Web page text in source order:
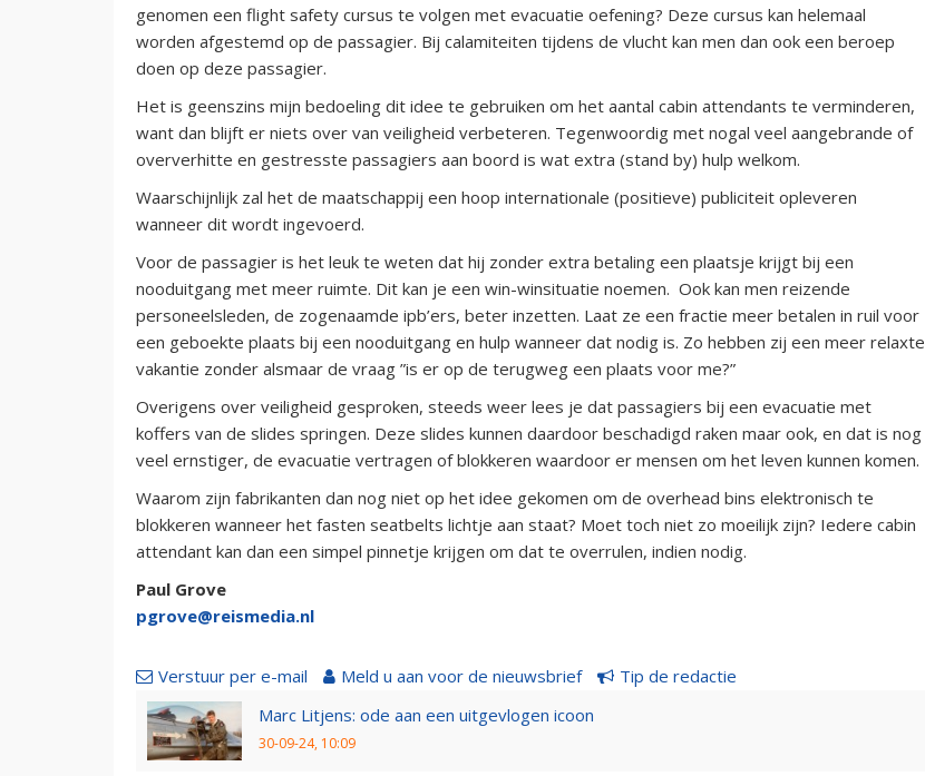
genomen een flight safety cursus te volgen met evacuatie oefening? Deze cursus kan helemaal
worden afgestemd op de passagier. Bij calamiteiten tijdens de vlucht kan men dan ook een beroep
doen op deze passagier.
Het is geenszins mijn bedoeling dit idee te gebruiken om het aantal cabin attendants te verminderen,
want dan blijft er niets over van veiligheid verbeteren. Tegenwoordig met nogal veel aangebrande of
oververhitte en gestresste passagiers aan boord is wat extra (stand by) hulp welkom.
Waarschijnlijk zal het de maatschappij een hoop internationale (positieve) publiciteit opleveren
wanneer dit wordt ingevoerd.
Voor de passagier is het leuk te weten dat hij zonder extra betaling een plaatsje krijgt bij een
nooduitgang met meer ruimte. Dit kan je een win-winsituatie noemen. Ook kan men reizende
personeelsleden, de zogenaamde ipb’ers, beter inzetten. Laat ze een fractie meer betalen in ruil voor
een geboekte plaats bij een nooduitgang en hulp wanneer dat nodig is. Zo hebben zij een meer relaxte
vakantie zonder alsmaar de vraag ”is er op de terugweg een plaats voor me?”
Overigens over veiligheid gesproken, steeds weer lees je dat passagiers bij een evacuatie met
koffers van de slides springen. Deze slides kunnen daardoor beschadigd raken maar ook, en dat is nog
veel ernstiger, de evacuatie vertragen of blokkeren waardoor er mensen om het leven kunnen komen.
Waarom zijn fabrikanten dan nog niet op het idee gekomen om de overhead bins elektronisch te
blokkeren wanneer het fasten seatbelts lichtje aan staat? Moet toch niet zo moeilijk zijn? Iedere cabin
attendant kan dan een simpel pinnetje krijgen om dat te overrulen, indien nodig.
Paul Grove
pgrove@reismedia.nl
Verstuur per e-mail Meld u aan voor de nieuwsbrief
Tip de redactie
Marc Litjens: ode aan een uitgevlogen icoon
30-09-24, 10:09